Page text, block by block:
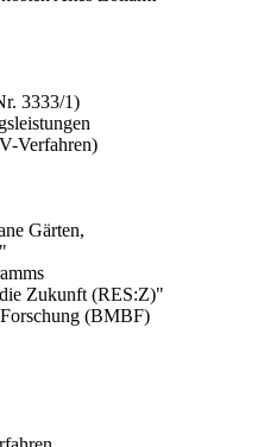
3333/1)
Verfahren)
Gärten,
Zukunft (RES:Z)"
(BMBF)